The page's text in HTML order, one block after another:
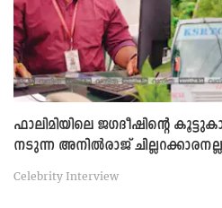
ഫാലിമിയിലെ ജഗദീഷിന്റെ
നടുന്ന അനിൽരാജ് ചില്ലറക്കാരനല്ല
Celebrity Interview